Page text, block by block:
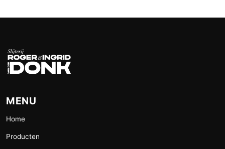
MENU
Home
Producten